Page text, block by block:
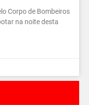
Corpo de Bombeiros
na noite desta